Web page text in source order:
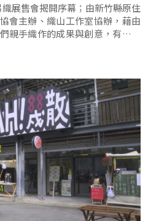
展售會揭開序幕；由新竹縣原住
會主辦、織山工作室協辦，藉由
親手織作的成果與創意，有不少